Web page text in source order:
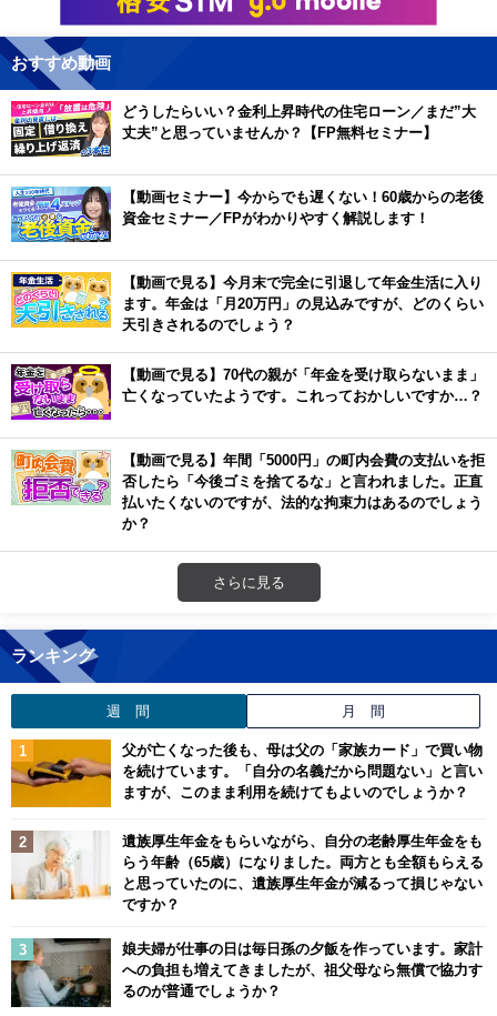
おすすめ動画
どうしたらいい？金利上昇時代の住宅ローン／まだ”大
丈夫”と思っていませんか？【FP無料セミナー】
【動画セミナー】今からでも遅くない！60歳からの老後
資金セミナー／FPがわかりやすく解説します！
【動画で見る】今月末で完全に引退して年金生活に入り
ます。年金は「月20万円」の見込みですが、どのくらい
天引きされるのでしょう？
【動画で見る】70代の親が「年金を受け取らないまま」
亡くなっていたようです。これっておかしいですか…？
【動画で見る】年間「5000円」の町内会費の支払いを拒
否したら「今後ゴミを捨てるな」と言われました。正直
払いたくないのですが、法的な拘束力はあるのでしょう
か？
さらに見る
ランキング
週 間 月 間
父が亡くなった後も、母は父の「家族カード」で買い物
を続けています。「自分の名義だから問題ない」と言い
ますが、このまま利用を続けてもよいのでしょうか？
遺族厚生年金をもらいながら、自分の老齢厚生年金をも
らう年齢（65歳）になりました。両方とも全額もらえる
と思っていたのに、遺族厚生年金が減るって損じゃない
ですか？
娘夫婦が仕事の日は毎日孫の夕飯を作っています。家計
への負担も増えてきましたが、祖父母なら無償で協力す
るのが普通でしょうか？